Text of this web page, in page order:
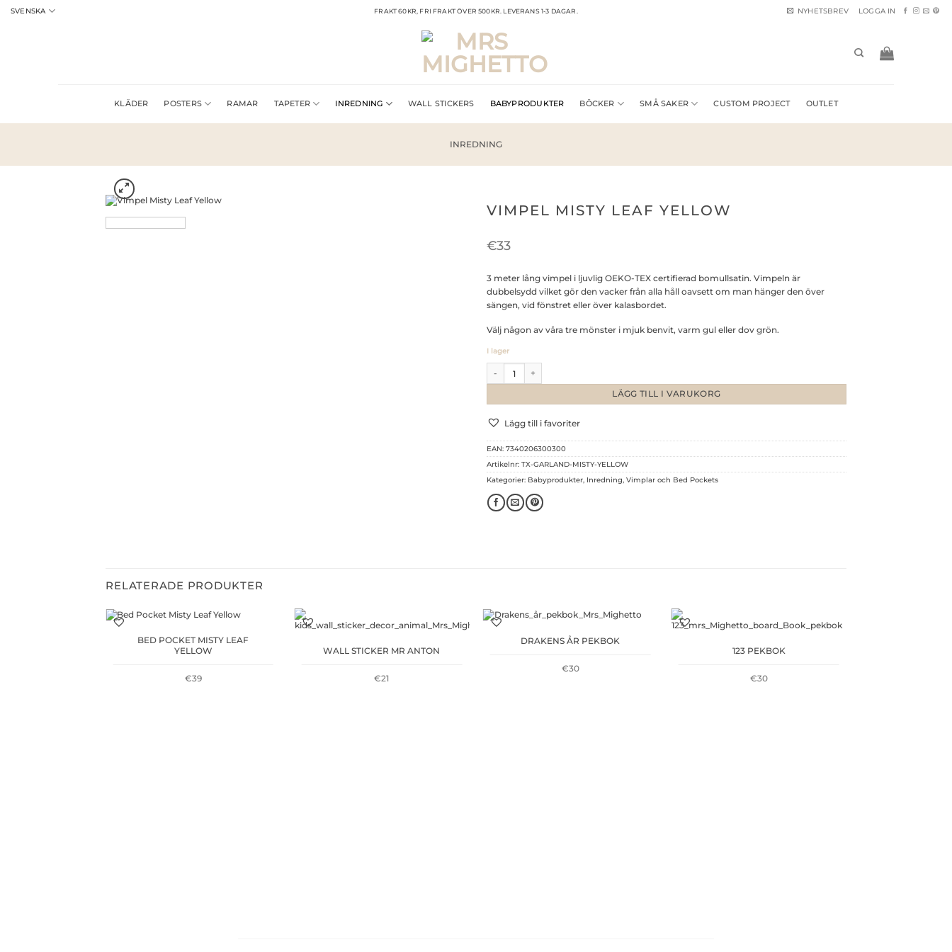
SVENSKA FRAKT 60KR, FRI FRAKT ÖVER 500KR. LEVERANS 1-3 DAGAR. NYHETSBREV LOGGA IN
KLÄDER POSTERS RAMAR TAPETER INREDNING WALL STICKERS BABYPRODUKTER BÖCKER SMÅ SAKER CUSTOM PROJECT OUTLET
INREDNING
VIMPEL MISTY LEAF YELLOW
€33
3 meter lång vimpel i ljuvlig OEKO-TEX certifierad bomullsatin. Vimpeln är
dubbelsydd vilket gör den vacker från alla håll oavsett om man hänger den över
sängen, vid fönstret eller över kalasbordet.
Välj någon av våra tre mönster i mjuk benvit, varm gul eller dov grön.
I lager
Vimpel Misty Leaf Yellow mängd
LÄGG TILL I VARUKORG
Lägg till i favoriter
EAN: 7340206300300
Artikelnr: TX-GARLAND-MISTY-YELLOW
Kategorier: Babyprodukter, Inredning, Vimplar och Bed Pockets
RELATERADE PRODUKTER
BED POCKET MISTY LEAF
YELLOW
€39
+
WALL STICKER MR ANTON
€21
DRAKENS ÅR PEKBOK
€30
+
123 PEKBOK
€30